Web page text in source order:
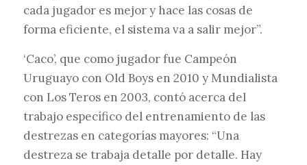
cada jugador es mejor y hace las cosas de
forma eficiente, el sistema va a salir mejor”.
‘Caco’, que como jugador fue Campeón
Uruguayo con Old Boys en 2010 y Mundialista
con Los Teros en 2003, contó acerca del
trabajo específico del entrenamiento de las
destrezas en categorías mayores: “Una
destreza se trabaja detalle por detalle. Hay